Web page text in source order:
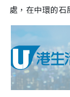
處，在中環的石